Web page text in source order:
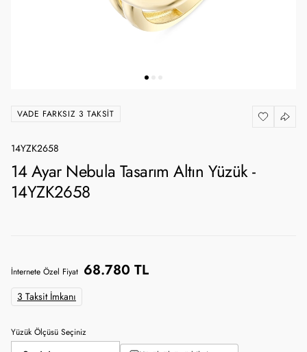
VADE FARKSIZ 3 TAKSIT
14YZK2658
14 Ayar Nebula Tasarım Altın Yüzük -
14YZK2658
İnternete Özel Fiyat 68.780 TL
3 Taksit İmkanı
Yüzük Ölçüsü Seçiniz